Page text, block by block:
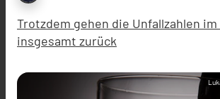
Trotzdem gehen die Unfallzahlen
insgesamt zurück